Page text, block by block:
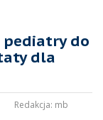
pediatry do
dla
Redakcja: mb